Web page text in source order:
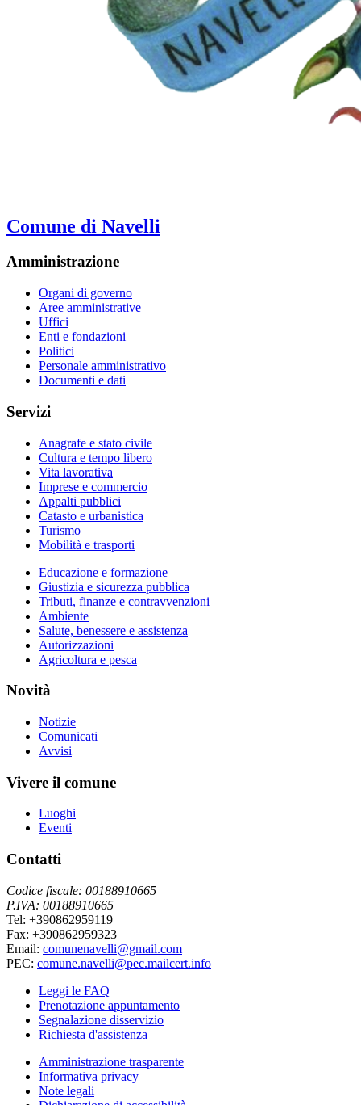
Comune di Navelli
Amministrazione
Organi di governo
Aree amministrative
Uffici
Enti e fondazioni
Politici
Personale amministrativo
Documenti e dati
Servizi
Anagrafe e stato civile
Cultura e tempo libero
Vita lavorativa
Imprese e commercio
Appalti pubblici
Catasto e urbanistica
Turismo
Mobilità e trasporti
Educazione e formazione
Giustizia e sicurezza pubblica
Tributi, finanze e contravvenzioni
Ambiente
Salute, benessere e assistenza
Autorizzazioni
Agricoltura e pesca
Novità
Notizie
Comunicati
Avvisi
Vivere il comune
Luoghi
Eventi
Contatti
Codice fiscale: 00188910665
P.IVA: 00188910665
Tel: +390862959119
Fax: +390862959323
Email: comunenavelli@gmail.com
PEC: comune.navelli@pec.mailcert.info
Leggi le FAQ
Prenotazione appuntamento
Segnalazione disservizio
Richiesta d'assistenza
Amministrazione trasparente
Informativa privacy
Note legali